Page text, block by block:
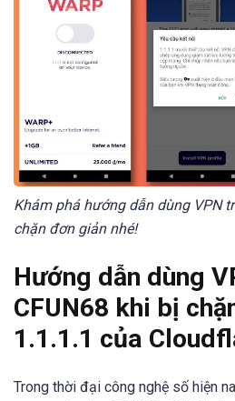
Khám phá hướng dẫn dùng VPN
chặn đơn giản nhé!
Hướng dẫn dùng
CFUN68 khi bị
1.1.1.1 của
Trong thời đại công nghệ số hiện